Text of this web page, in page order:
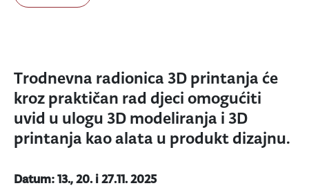
Trodnevna radionica 3D printanja će
kroz praktičan rad djeci omogućiti
uvid u ulogu 3D modeliranja i 3D
printanja kao alata u produkt dizajnu.
Datum: 13., 20. i 27.11. 2025